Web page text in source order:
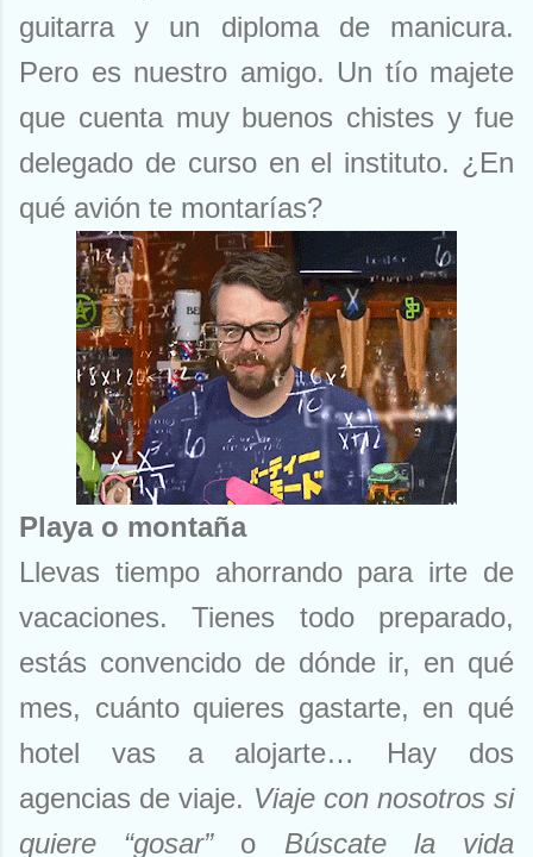
guitarra y un diploma de manicura.
Pero es nuestro amigo. Un tío majete
que cuenta muy buenos chistes y fue
delegado de curso en el instituto. ¿En
qué avión te montarías?
Playa o montaña
Llevas tiempo ahorrando para irte de
vacaciones. Tienes todo preparado,
estás convencido de dónde ir, en qué
mes, cuánto quieres gastarte, en qué
hotel vas a alojarte… Hay dos
agencias de viaje. Viaje con nosotros si
quiere “gosar”o Búscate la vida